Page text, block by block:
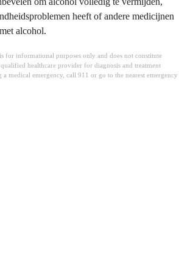
heeft of andere medicijnen
alcohol.
for informational purposes only and does not constitute
healthcare provider for diagnosis and treatment
medical emergency, call 911 or go to the nearest emergency